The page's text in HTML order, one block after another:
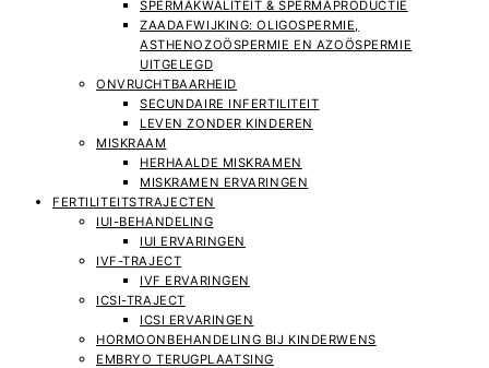
SPERMAKWALITEIT & SPERMAPRODUCTIE
ZAADAFWIJKING: OLIGOSPERMIE,
ASTHENOZOÖSPERMIE EN AZOÖSPERMIE
UITGELEGD
ONVRUCHTBAARHEID
SECUNDAIRE INFERTILITEIT
LEVEN ZONDER KINDEREN
MISKRAAM
HERHAALDE MISKRAMEN
MISKRAMEN ERVARINGEN
FERTILITEITSTRAJECTEN
IUI-BEHANDELING
IUI ERVARINGEN
IVF-TRAJECT
IVF ERVARINGEN
ICSI-TRAJECT
ICSI ERVARINGEN
HORMOONBEHANDELING BIJ KINDERWENS
EMBRYO TERUGPLAATSING